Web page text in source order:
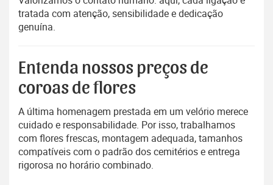
tratada com atenção, sensibilidade e dedicação
genuína.
Entenda nossos preços de
coroas de flores
A última homenagem prestada em um velório merece
cuidado e responsabilidade. Por isso, trabalhamos
com flores frescas, montagem adequada, tamanhos
compatíveis com o padrão dos cemitérios e entrega
rigorosa no horário combinado.